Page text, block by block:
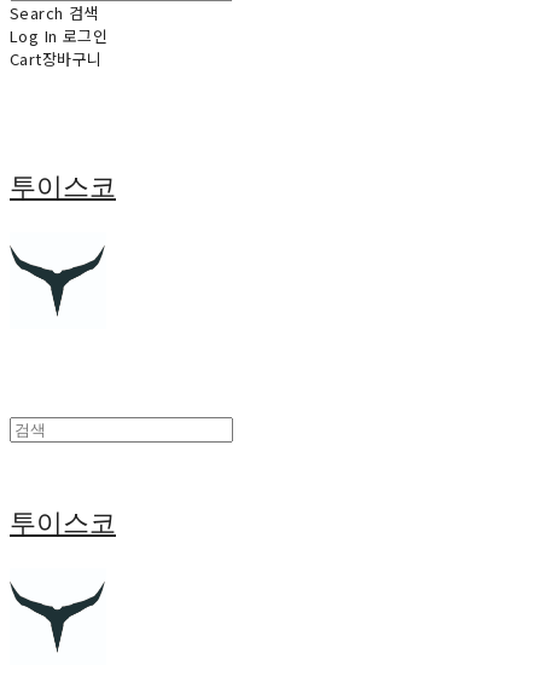
Search 검색
Log In 로그인
Cart장바구니
투이스코
투이스코